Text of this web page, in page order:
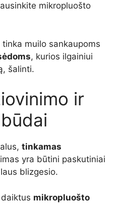
mikropluošto
muilo sankaupoms
, kurios ilgainiui
šalinti.
ir
tinkamas
yra būtini paskutiniai
blizgesio.
mikropluošto